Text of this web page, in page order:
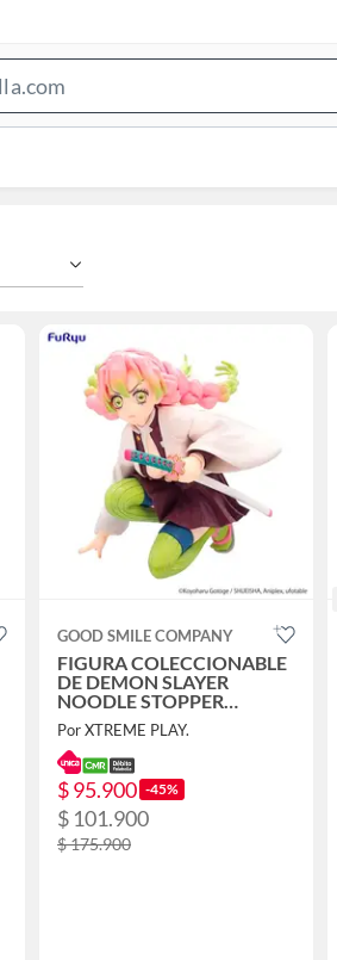
Bar
GOOD SMILE COMPANY
FIGURA COLECCIONABLE
DE DEMON SLAYER
NOODLE STOPPER
KANROJI
Por XTREME PLAY.
$ 95.900 -45%
$ 101.900
$ 175.900